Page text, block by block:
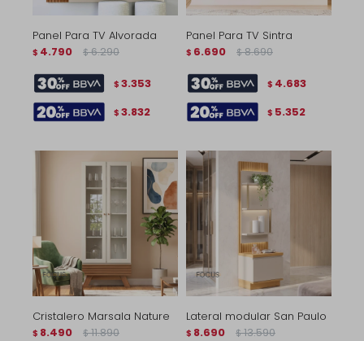
Panel Para TV Alvorada
$ 4.790 $ 6.290
$ 3.353
$ 3.832
Panel Para TV Sintra
$ 6.690 $ 8.690
$ 4.683
$ 5.352
Cristalero Marsala Nature
$ 8.490 $ 11.890
Lateral modular San Paulo
$ 8.690 $ 13.590